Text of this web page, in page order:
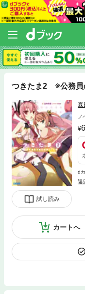
つきたま2 ※公務員
試し読み
森
ノ
d
返
カートへ